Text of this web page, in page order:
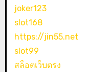
joker123
slot168
https://jin55.net
slot99
สล็อตเว็บตรง